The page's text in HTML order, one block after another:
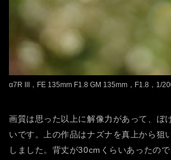
α7R III，FE 135mm F1.8 GM 135mm，F1.8，1/
画質は思った以上に解像力があって、ぼ
いです。上の作品はナズナを真上から狙
しました。背丈が30cmくらいあったの